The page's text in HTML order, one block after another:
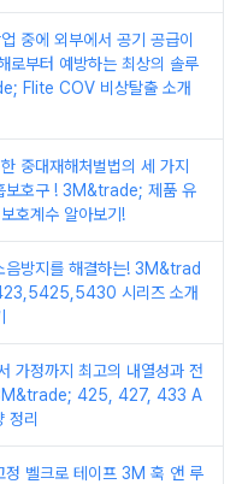
중에 외부에서 공기 공급이
로부터 예방하는 최상의 솔루
Flite COV 비상탈출 소개
중대재해처벌법의 세 가지
보호구 ! 3M&trade; 제품 유
호계수 알아보기!
음방지를 해결하는! 3M&trad
시리즈 소개
가정까지 최고의 내열성과 전
3M&trade; 425, 427, 433 A
정리
정 벨크로 테이프 3M 훅 앤 루